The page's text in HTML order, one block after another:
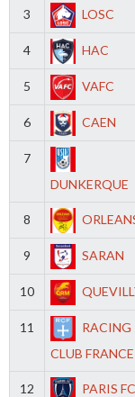
3 LOSC
4 HAC
5 VAFC
6 CAEN
7
DUNKERQUE
8
9 SARAN
10
11
RACING
CLUB FRANCE
12 PARIS FC